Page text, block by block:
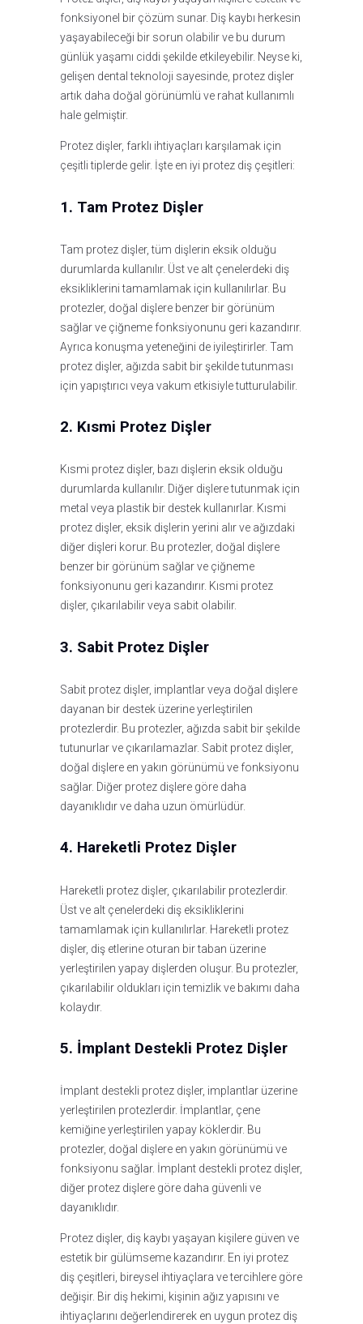
fonksiyonel bir çözüm sunar. Diş kaybı herkesin
yaşayabileceği bir sorun olabilir ve bu durum
günlük yaşamı ciddi şekilde etkileyebilir. Neyse ki,
gelişen dental teknoloji sayesinde, protez dişler
artık daha doğal görünümlü ve rahat kullanımlı
hale gelmiştir.
Protez dişler, farklı ihtiyaçları karşılamak için
çeşitli tiplerde gelir. İşte en iyi protez diş çeşitleri:
1. Tam Protez Dişler
Tam protez dişler, tüm dişlerin eksik olduğu
durumlarda kullanılır. Üst ve alt çenelerdeki diş
eksikliklerini tamamlamak için kullanılırlar. Bu
protezler, doğal dişlere benzer bir görünüm
sağlar ve çiğneme fonksiyonunu geri kazandırır.
Ayrıca konuşma yeteneğini de iyileştirirler. Tam
protez dişler, ağızda sabit bir şekilde tutunması
için yapıştırıcı veya vakum etkisiyle tutturulabilir.
2. Kısmi Protez Dişler
Kısmi protez dişler, bazı dişlerin eksik olduğu
durumlarda kullanılır. Diğer dişlere tutunmak için
metal veya plastik bir destek kullanırlar. Kısmi
protez dişler, eksik dişlerin yerini alır ve ağızdaki
diğer dişleri korur. Bu protezler, doğal dişlere
benzer bir görünüm sağlar ve çiğneme
fonksiyonunu geri kazandırır. Kısmi protez
dişler, çıkarılabilir veya sabit olabilir.
3. Sabit Protez Dişler
Sabit protez dişler, implantlar veya doğal dişlere
dayanan bir destek üzerine yerleştirilen
protezlerdir. Bu protezler, ağızda sabit bir şekilde
tutunurlar ve çıkarılamazlar. Sabit protez dişler,
doğal dişlere en yakın görünümü ve fonksiyonu
sağlar. Diğer protez dişlere göre daha
dayanıklıdır ve daha uzun ömürlüdür.
4. Hareketli Protez Dişler
Hareketli protez dişler, çıkarılabilir protezlerdir.
Üst ve alt çenelerdeki diş eksikliklerini
tamamlamak için kullanılırlar. Hareketli protez
dişler, diş etlerine oturan bir taban üzerine
yerleştirilen yapay dişlerden oluşur. Bu protezler,
çıkarılabilir oldukları için temizlik ve bakımı daha
kolaydır.
5. İmplant Destekli Protez Dişler
İmplant destekli protez dişler, implantlar üzerine
yerleştirilen protezlerdir. İmplantlar, çene
kemiğine yerleştirilen yapay köklerdir. Bu
protezler, doğal dişlere en yakın görünümü ve
fonksiyonu sağlar. İmplant destekli protez dişler,
diğer protez dişlere göre daha güvenli ve
dayanıklıdır.
Protez dişler, diş kaybı yaşayan kişilere güven ve
estetik bir gülümseme kazandırır. En iyi protez
diş çeşitleri, bireysel ihtiyaçlara ve tercihlere göre
değişir. Bir diş hekimi, kişinin ağız yapısını ve
ihtiyaçlarını değerlendirerek en uygun protez diş